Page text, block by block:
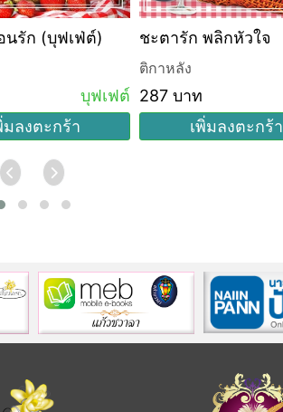
นรัก (บุฟเฟ่ต์)
บุฟเฟต์
มลงตะกร้า
ชะตารัก พลิกหัวใจ
ติกาหลัง
287 บาท
เพิ่มลงตะกร้า